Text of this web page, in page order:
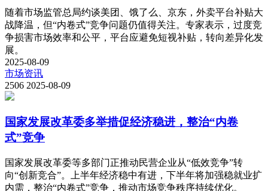
随着市场监管总局约谈美团、饿了么、京东，外卖平台补贴大
战降温，但“内卷式”竞争问题仍值得关注。专家表示，过度竞
争损害市场效率和公平，平台应避免短视补贴，转向差异化发
展。
2025-08-09
市场资讯
2506 2025-08-09
国家发展改革委多举措促经济稳进，整治“内卷
式”竞争
国家发展改革委等多部门正推动民营企业从“低效竞争”转
向“创新竞合”。上半年经济稳中有进，下半年将加强稳就业扩
内需，整治“内卷式”竞争，推动市场竞争秩序持续优化。